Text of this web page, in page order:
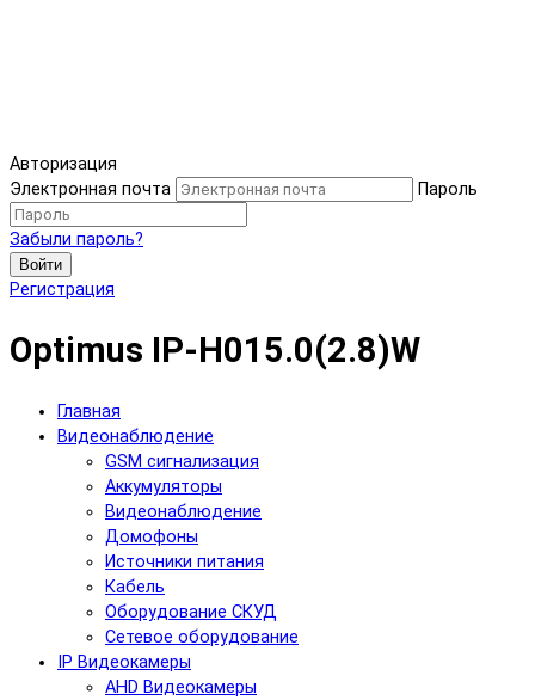
Авторизация
Электронная почта
Пароль
Забыли пароль?
Войти
Регистрация
Optimus IP-H015.0(2.8)W
Главная
Видеонаблюдение
GSM сигнализация
Аккумуляторы
Видеонаблюдение
Домофоны
Источники питания
Кабель
Оборудование СКУД
Сетевое оборудование
IP Видеокамеры
AHD Видеокамеры